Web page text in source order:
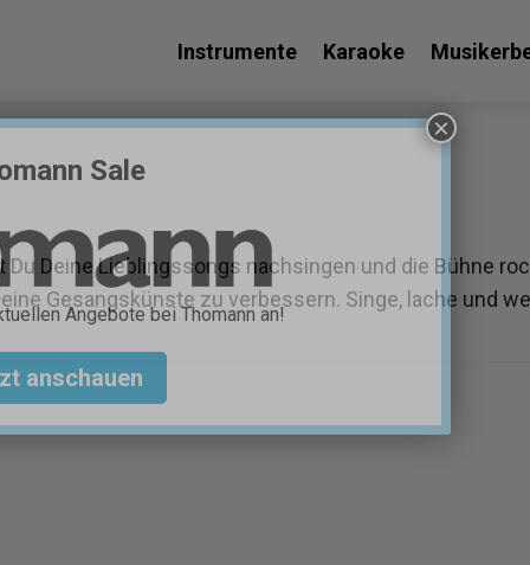
Instrumente Karaoke
Du Deine Lieblingssongs nachsingen und die Bühne
Gesangskünste zu verbessern. Singe, lache und
Sale
Angebote bei Thomann an!
anschauen
×